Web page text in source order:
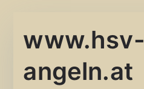
Inhalt
www.hsv-
angeln.at